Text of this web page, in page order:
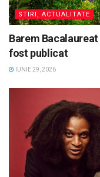
STIRI, ACTUALITATE
Barem
fost publicat
IUNIE 29, 2026